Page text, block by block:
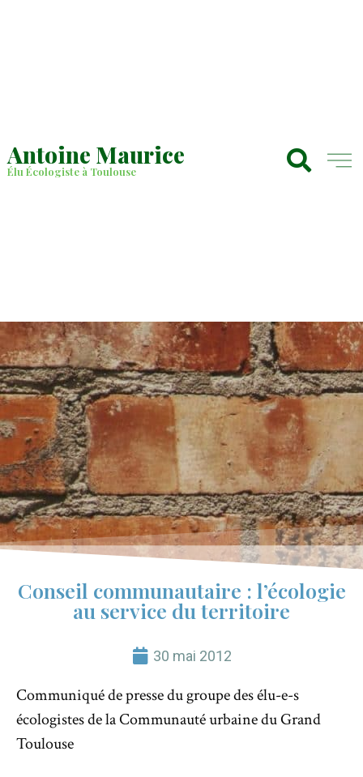
Antoine Maurice
Élu Écologiste à Toulouse
Conseil communautaire : l’écologie
au service du territoire
30 mai 2012
Communiqué de presse du groupe des élu-e-s
écologistes de la Communauté urbaine du Grand
Toulouse